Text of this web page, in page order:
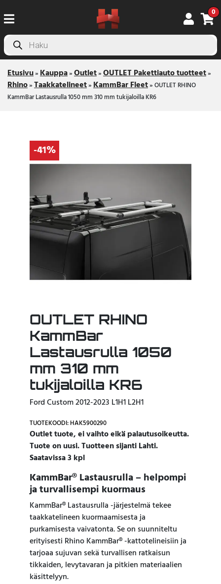
0
Products
search
Etusivu»Kauppa»Outlet»OUTLET Pakettiauto tuotteet»
Rhino»Taakkatelineet»KammBar Fleet»OUTLET RHINO
KammBar Lastausrulla 1050 mm 310 mm tukijaloilla KR6
-41%
OUTLET RHINO
KammBar
Lastausrulla 1050
mm 310 mm
tukijaloilla KR6
Ford Custom 2012-2023 L1H1 L2H1
TUOTEKOODI: HAK5900290
Outlet tuote, ei vaihto eikä palautusoikeutta.
Tuote on uusi. Tuotteen sijanti Lahti.
Saatavissa 3 kpl
KammBar® Lastausrulla – helpompi
ja turvallisempi kuormaus
KammBar® Lastausrulla -järjestelmä tekee
taakkatelineen kuormaamisesta ja
purkamisesta vaivatonta. Se on suunniteltu
erityisesti Rhino KammBar® -kattotelineisiin ja
tarjoaa sujuvan sekä turvallisen ratkaisun
tikkaiden, levytavaran ja pitkien materiaalien
käsittelyyn.